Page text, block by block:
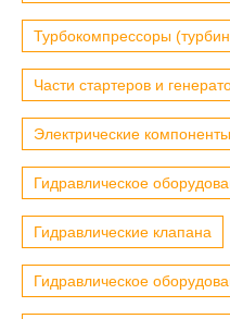
Турбокомпрессоры
Части стартеров и
Электрические
Гидравлическое
Гидравлические клапана
Гидравлическое